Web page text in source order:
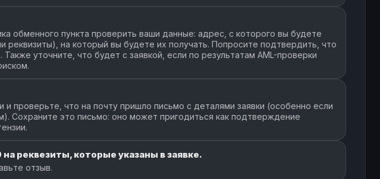
1 BEP20
от 0.05509
90.651164 ETC - $ 33 5510
1 BEP20
1 BEP20
обменного пункта проверить ваши данные: адрес, с которого вы будете
реквизиты), на который вы будете их получать. Попросите подтвердить, что
уточните, что будет с заявкой, если по результатам AML-проверки
и проверьте, что на почту пришло письмо с деталями заявки (особенно если
Сохраните это письмо: оно может пригодиться как подтверждение
реквезиты, которые указаны в заявке.
отзыв.